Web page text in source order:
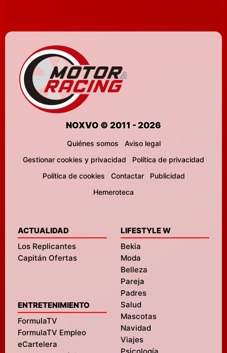
NOXVO © 2011 - 2026
Quiénes somos
Aviso legal
Gestionar cookies y privacidad
Política de privacidad
Política de cookies
Contactar
Publicidad
Hemeroteca
ACTUALIDAD
Los Replicantes
Capitán Ofertas
ENTRETENIMIENTO
FormulaTV
FormulaTV Empleo
eCartelera
LIFESTYLE W
Bekia
Moda
Belleza
Pareja
Padres
Salud
Mascotas
Navidad
Viajes